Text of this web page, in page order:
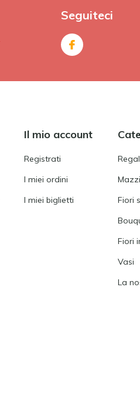
Seguiteci
Il mio account
Registrati
I miei ordini
I miei biglietti
Fiori
Fiori
Vasi
La